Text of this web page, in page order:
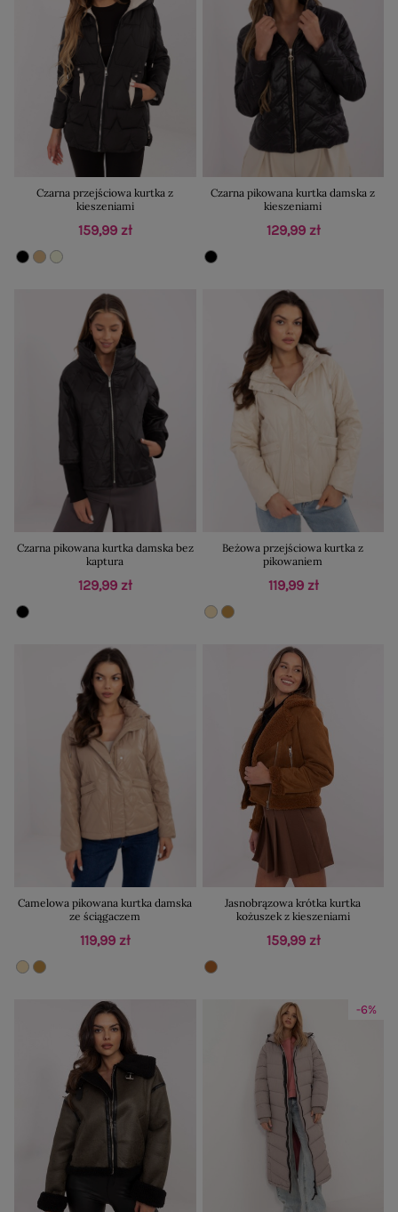
Czarna przejściowa kurtka z
kieszeniami
159,99 zł
Czarna pikowana kurtka damska z
kieszeniami
129,99 zł
Czarna pikowana kurtka damska bez
kaptura
129,99 zł
Beżowa przejściowa kurtka z
pikowaniem
119,99 zł
Camelowa pikowana kurtka damska
ze ściągaczem
119,99 zł
Jasnobrązowa krótka kurtka
kożuszek z kieszeniami
159,99 zł
-6%